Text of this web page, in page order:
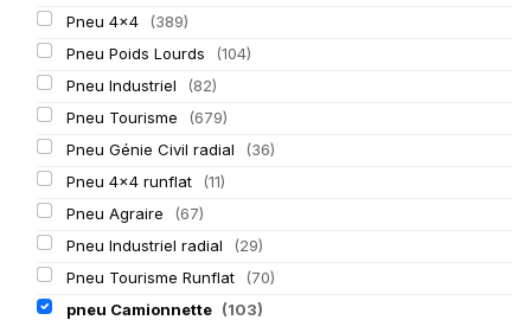
Pneu 4x4
(389)
Pneu Poids Lourds
(104)
Pneu Industriel
(82)
Pneu Tourisme
(679)
Pneu Génie Civil radial
(36)
Pneu 4x4 runflat
(11)
Pneu Agraire
(67)
Pneu Industriel radial
(29)
Pneu Tourisme Runflat
(70)
pneu Camionnette (103)